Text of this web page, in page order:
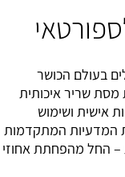
בעולם הכושר
מסת שריר איכותית
אישית ושימוש
המדעיות המתקדמות
– החל מהפחתת אחוזי